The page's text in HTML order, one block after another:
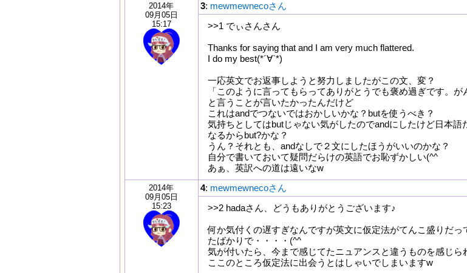
2014年
09月05日
15:17
3: mewmewnecoさん
>>1 でぃさんさん
Thanks for saying that and I am very much flattered.
I do my best(*´∀`*)
一応英文でお返事しようと努力しましたがこの文、変？
「このように言ってもらってありがとうでも褒め過ぎです。が
と言うことが言いたかったんだけど
これはandでつないではおかしいかな？butを使うべき？
気持ちとしてはbutじゃない気がしたのでandにしたけど日本語
なるからbut?かな？
うん？それとも、andなしで２文にしたほうがいいのかな？
自分で書いておいて疑問だらけの英語でお恥ずかしい(^^ゞ
あぁ、英訳への道は遠いなw
2014年
09月05日
15:23
4: mewmewnecoさん
>>2 hadaさん、どうもありがとうございます♪
何か気付くの遅すぎなんですが英文に仮定法がてんこ盛りだっ
たばかりで・・・・(^^ゞ
気が付いたら、今まで感じてたニュアンスと違うものを感じら
ここのところ仮定法に出会うとはしゃいでしまいますw